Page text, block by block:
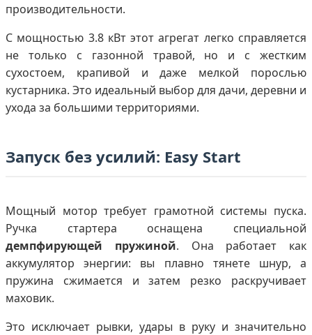
производительности.
С мощностью 3.8 кВт этот агрегат легко справляется
не только с газонной травой, но и с жестким
сухостоем, крапивой и даже мелкой порослью
кустарника. Это идеальный выбор для дачи, деревни и
ухода за большими территориями.
Запуск без усилий: Easy Start
Мощный мотор требует грамотной системы пуска.
Ручка стартера оснащена специальной
демпфирующей пружиной. Она работает как
аккумулятор энергии: вы плавно тянете шнур, а
пружина сжимается и затем резко раскручивает
маховик.
Это исключает рывки, удары в руку и значительно